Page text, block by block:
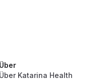
Über
Über Katarina Health